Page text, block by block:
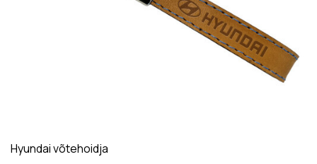
Hyundai võtehoidja